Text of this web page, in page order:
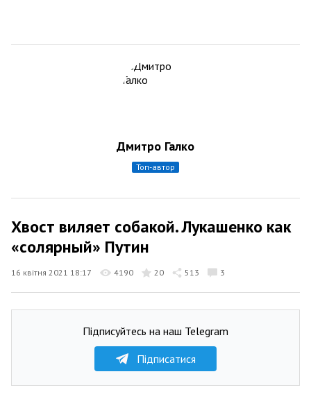
Дмитро Галко
топ-автор
Хвост виляет собакой. Лукашенко как
«солярный» Путин
16 квітня 2021 18:17 4190 20 513 3
Підписуйтесь на наш Telegram
Підписатися